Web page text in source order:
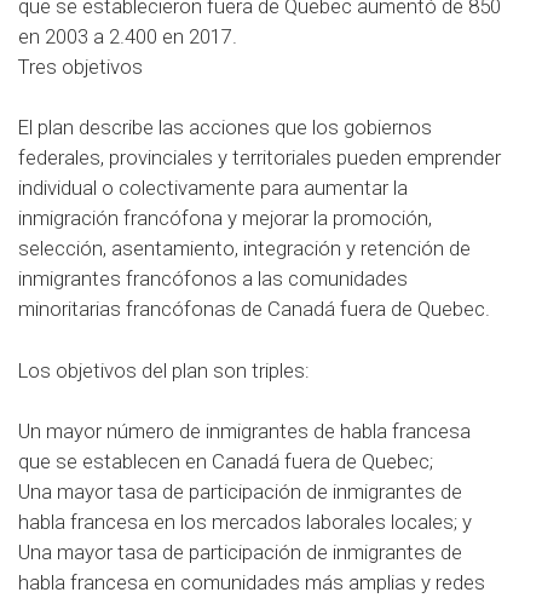
que se establecieron fuera de Quebec aumentó de 850
en 2003 a 2.400 en 2017.
Tres objetivos
El plan describe las acciones que los gobiernos
federales, provinciales y territoriales pueden emprender
individual o colectivamente para aumentar la
inmigración francófona y mejorar la promoción,
selección, asentamiento, integración y retención de
inmigrantes francófonos a las comunidades
minoritarias francófonas de Canadá fuera de Quebec.
Los objetivos del plan son triples:
Un mayor número de inmigrantes de habla francesa
que se establecen en Canadá fuera de Quebec;
Una mayor tasa de participación de inmigrantes de
habla francesa en los mercados laborales locales; y
Una mayor tasa de participación de inmigrantes de
habla francesa en comunidades más amplias y redes